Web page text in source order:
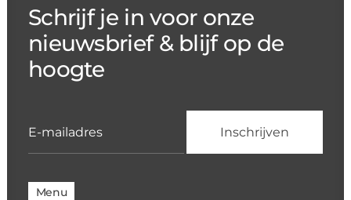
Schrijf je in voor onze
nieuwsbrief & blijf op de
hoogte
Menu